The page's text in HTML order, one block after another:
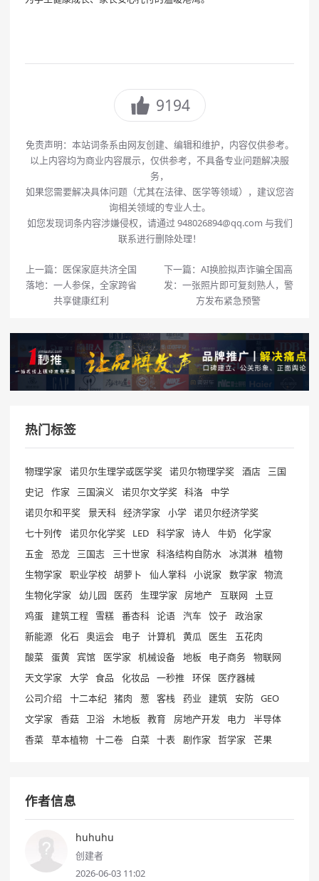
9194
免责声明：本站词条系由网友创建、编辑和维护，内容仅供参考。
以上内容均为商业内容展示，仅供参考，不具备专业问题解决服
务，
如果您需要解决具体问题（尤其在法律、医学等领域），建议您咨
询相关领域的专业人士。
如您发现词条内容涉嫌侵权，请通过 948026894@qq.com 与我们
联系进行删除处理！
上一篇： 医保家庭共济全国
落地：一人参保，全家跨省
共享健康红利
下一篇：AI换脸拟声诈骗全国高
发：一张照片即可复刻熟人，警
方发布紧急预警
热门标签
物理学家 诺贝尔生理学或医学奖 诺贝尔物理学奖 酒店
三国
史记
作家 三国演义 诺贝尔文学奖 科洛
中学
诺贝尔和平奖
景天科 经济学家 小学 诺贝尔经济学奖
七十列传
诺贝尔化学奖 LED 科学家 诗人 牛奶
化学家
五金
恐龙 三国志 三十世家 科洛结构自防水 冰淇淋 植物
生物学家
职业学校 胡萝卜 仙人掌科 小说家 数学家
物流
生物化学家
幼儿园 医药 生理学家 房地产 互联网
土豆
鸡蛋
建筑工程 雪糕 番杏科 论语 汽车 饺子
政治家
新能源
化石 奥运会 电子 计算机 黄瓜 医生
五花肉
酸菜
蛋黄 宾馆 医学家 机械设备 地板 电子商务
物联网
天文学家
大学 食品 化妆品 一秒推 环保
医疗器械
公司介绍
十二本纪 猪肉 葱 客栈 药业 建筑 安防 GEO
文学家
香菇 卫浴 木地板 教育 房地产开发 电力
半导体
香菜
草本植物 十二卷 白菜 十表 剧作家 哲学家 芒果
作者信息
huhuhu
创建者
2026-06-03 11:02